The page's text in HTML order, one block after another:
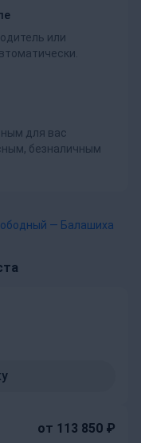
или
для вас
безналичным
— Балашиха
от 113 850 ₽